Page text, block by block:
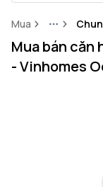
Mua More
Mua bán căn
- Vinhomes